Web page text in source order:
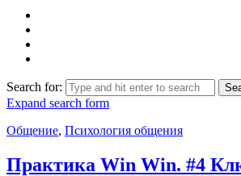
Search for:
Expand search form
Общение, Психология общения
Практика Win Win. #4